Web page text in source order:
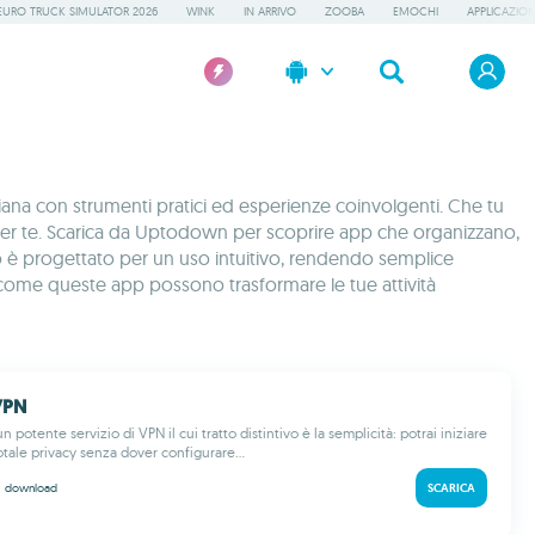
TRUCK SIMULATOR 2026 WINK IN ARRIVO ZOOBA EMOCHI
con strumenti pratici ed esperienze coinvolgenti. Che tu
te. Scarica da Uptodown per scoprire app che organizzano,
progettato per un uso intuitivo, rendendo semplice
queste app possono trasformare le tue attività
potente servizio di VPN il cui tratto distintivo è la semplicità: potrai iniziare
privacy senza dover configurare...
download SCARICA